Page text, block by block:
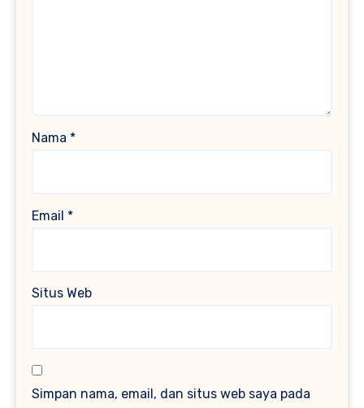
Nama *
Email *
Situs Web
Simpan nama, email, dan situs web saya pada